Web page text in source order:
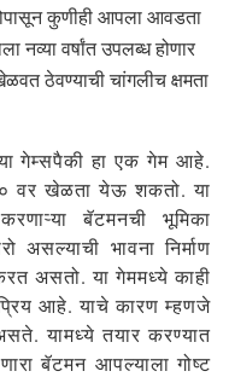
कुणीही आपला आवडता
नव्या वर्षांत उपलब्ध होणार
ठेवण्याची चांगलीच क्षमता
गेम्सपैकी हा एक गेम आहे.
वर खेळता येऊ शकतो. या
बॅटमनची भूमिका
असल्याची भावना निर्माण
असतो. या गेममध्ये काही
आहे. याचे कारण म्हणजे
यामध्ये तयार करण्यात
बॅटमन आपल्याला गोष्ट